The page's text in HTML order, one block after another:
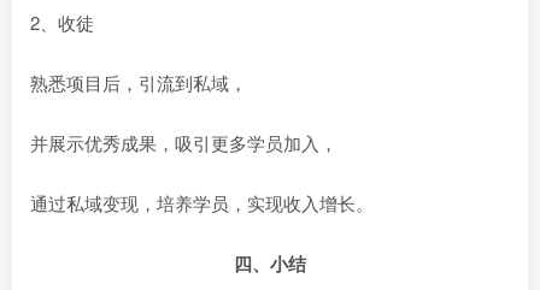
2、收徒
熟悉项目后，引流到私域，
并展示优秀成果，吸引更多学员加入，
通过私域变现，培养学员，实现收入增长。
四、小结